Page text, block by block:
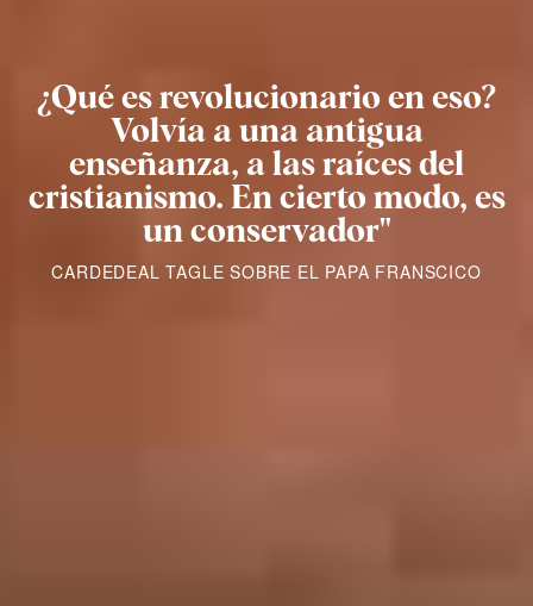
¿Qué es revolucionario en eso?
Volvía a una antigua
enseñanza, a las raíces del
cristianismo. En cierto modo, es
un conservador"
CARDEDEAL TAGLE SOBRE EL PAPA FRANSCICO